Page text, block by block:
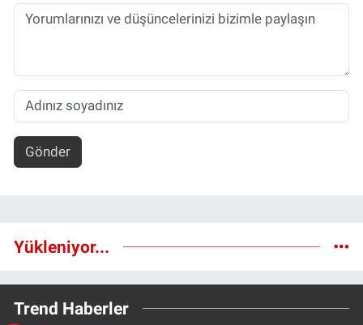
Gönder
Yükleniyor...
Trend Haberler